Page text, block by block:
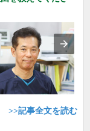
>>記事全文を読む